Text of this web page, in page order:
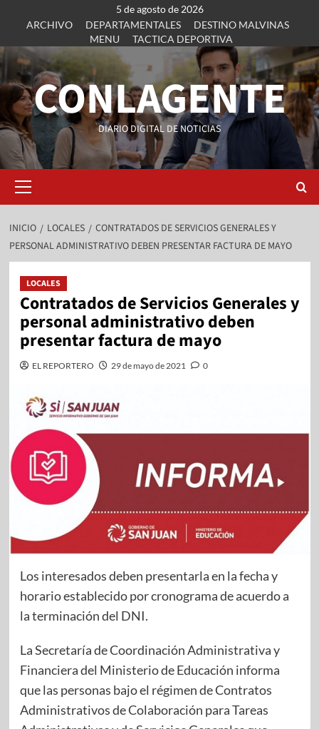
5 de agosto de 2026
ARCHIVO
DEPARTAMENTALES
DESTINO MALVINAS
MENU
TACTICA DEPORTIVA
CONLAGENTE
DIARIO DIGITAL DE NOTICIAS
INICIO LOCALES
CONTRATADOS DE SERVICIOS GENERALES Y
PERSONAL ADMINISTRATIVO DEBEN PRESENTAR FACTURA DE MAYO
LOCALES
Contratados de Servicios Generales y
personal administrativo deben
presentar factura de mayo
EL REPORTERO 29 de mayo de 2021 0
Los interesados deben presentarla en la fecha y
horario establecido por cronograma de acuerdo a
la terminación del DNI.
La Secretaría de Coordinación Administrativa y
Financiera del Ministerio de Educación informa
que las personas bajo el régimen de Contratos
Administrativos de Colaboración para Tareas